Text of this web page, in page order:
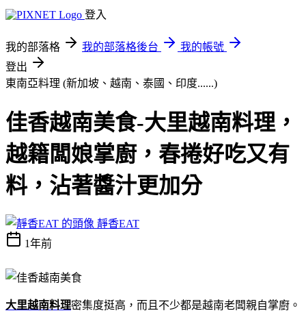
登入
我的部落格 我的部落格後台
我的帳號
登出
東南亞料理 (新加坡、越南、泰國、印度......)
佳香越南美食-大里越南料理，
越籍闆娘掌廚，春捲好吃又有
料，沾著醬汁更加分
靜香EAT
1年前
大里越南料理密集度挺高，而且不少都是越南老闆親自掌廚。